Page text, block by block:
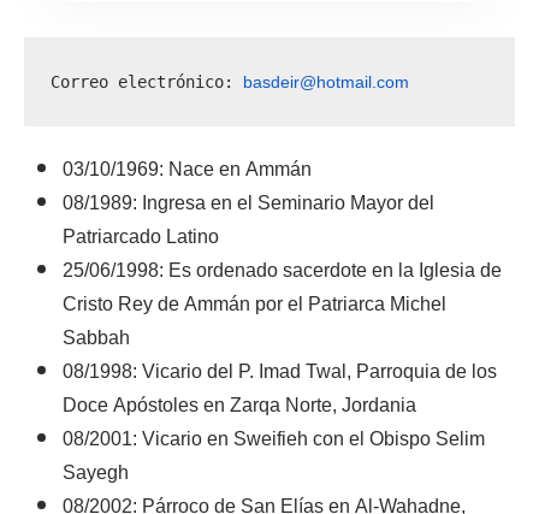
Correo electrónico: basdeir@hotmail.com
03/10/1969: Nace en Ammán
08/1989: Ingresa en el Seminario Mayor del
Patriarcado Latino
25/06/1998: Es ordenado sacerdote en la Iglesia de
Cristo Rey de Ammán por el Patriarca Michel
Sabbah
08/1998: Vicario del P. Imad Twal, Parroquia de los
Doce Apóstoles en Zarqa Norte, Jordania
08/2001: Vicario en Sweifieh con el Obispo Selim
Sayegh